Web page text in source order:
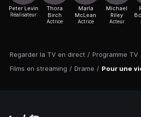
Regarder la TV en direct / Programme TV
Films en streaming / Drame / Pour une
Peter Levin
Réalisateur
Thora
Birch
Actrice
Marla
McLean
Actrice
Michael
Riley
Acteur